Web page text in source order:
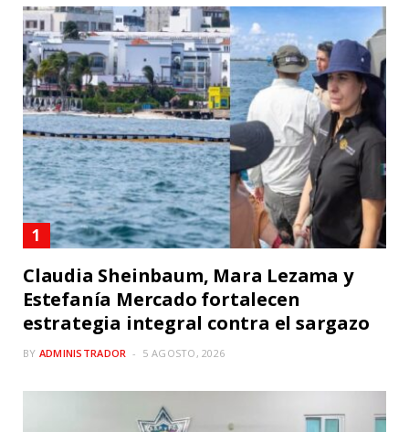
Claudia Sheinbaum, Mara Lezama y
Estefanía Mercado fortalecen
estrategia integral contra el sargazo
BY ADMINISTRADOR 5 AGOSTO, 2026